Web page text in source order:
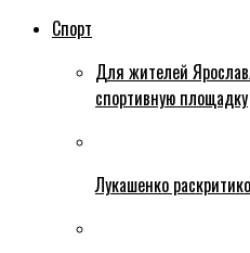
Спорт
Для жителей
спортивную площадку
Лукашенко